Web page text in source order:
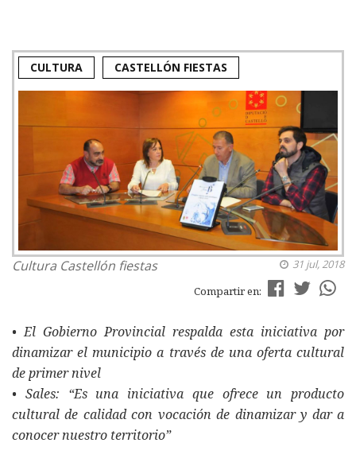
CULTURA CASTELLÓN FIESTAS
Cultura Castellón fiestas
31 jul, 2018
Compartir en:
• El Gobierno Provincial respalda esta iniciativa por
dinamizar el municipio a través de una oferta cultural
de primer nivel
• Sales: “Es una iniciativa que ofrece un producto
cultural de calidad con vocación de dinamizar y dar a
conocer nuestro territorio”